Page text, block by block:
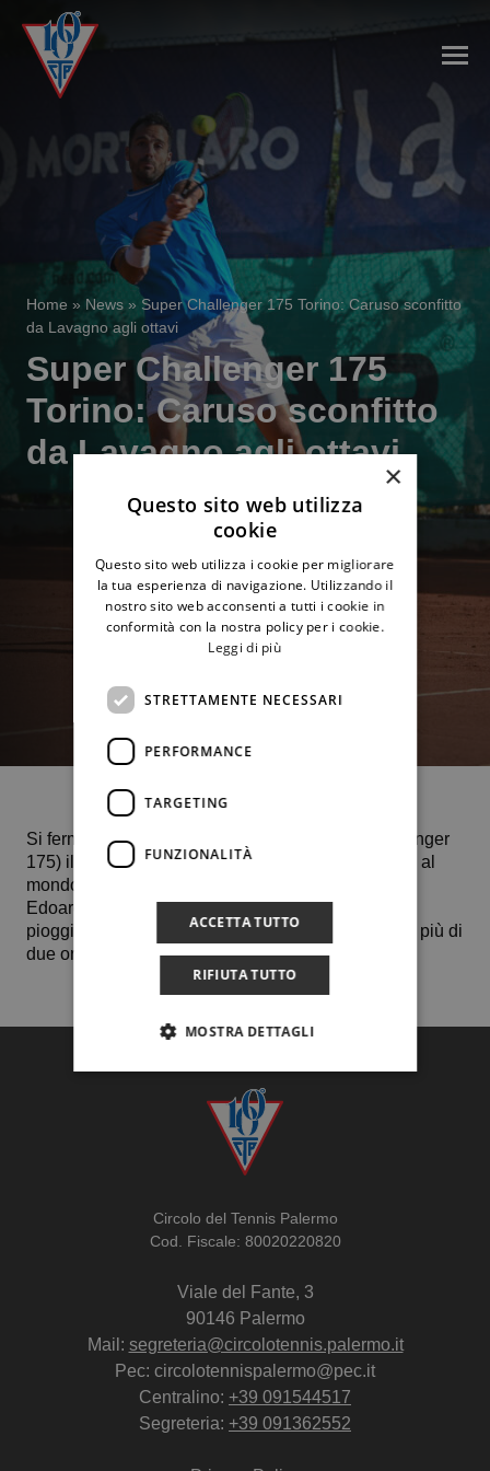
Home » News » Super Challenger 175 Torino: Caruso sconfitto
da Lavagno agli ottavi
Super Challenger 175
Torino: Caruso sconfitto
da Lavagno agli ottavi
Si ferma agli ottavi di finale a Torino (Super Challenger
175) il percorso diSalvatore Caruso
(numero 286 al
mondo) sconfitto 6-4 6-1 dal mancino piemontese
Edoardo Lavagno. La sfida era stata interrotta per
pioggia sul punteggio di 6-4 4-1 ed è ripartita dopo più di
due ore.
Circolo del Tennis Palermo
Cod. Fiscale: 80020220820
Viale del Fante, 3
90146 Palermo
Mail: segreteria@circolotennis.palermo.it
Pec: circolotennispalermo@pec.it
Centralino: +39 091544517
Segreteria: +39 091362552
×
Questo sito web utilizza
cookie
Questo sito web utilizza i cookie per migliorare
la tua esperienza di navigazione. Utilizzando il
nostro sito web acconsenti a tutti i cookie in
conformità con la nostra policy per i cookie.
Leggi di più
STRETTAMENTE NECESSARI
PERFORMANCE
TARGETING
FUNZIONALITÀ
ACCETTA TUTTO
RIFIUTA TUTTO
MOSTRA DETTAGLI